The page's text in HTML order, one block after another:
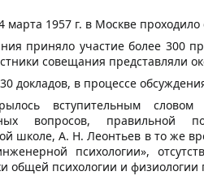
марта 1957 г. в Москве
приняло участие более 300
совещания представляли
докладов, в процессе
вступительным
вопросов,
школе, А. Н. Леонтьев в то же
психологии»,
общей психологии и